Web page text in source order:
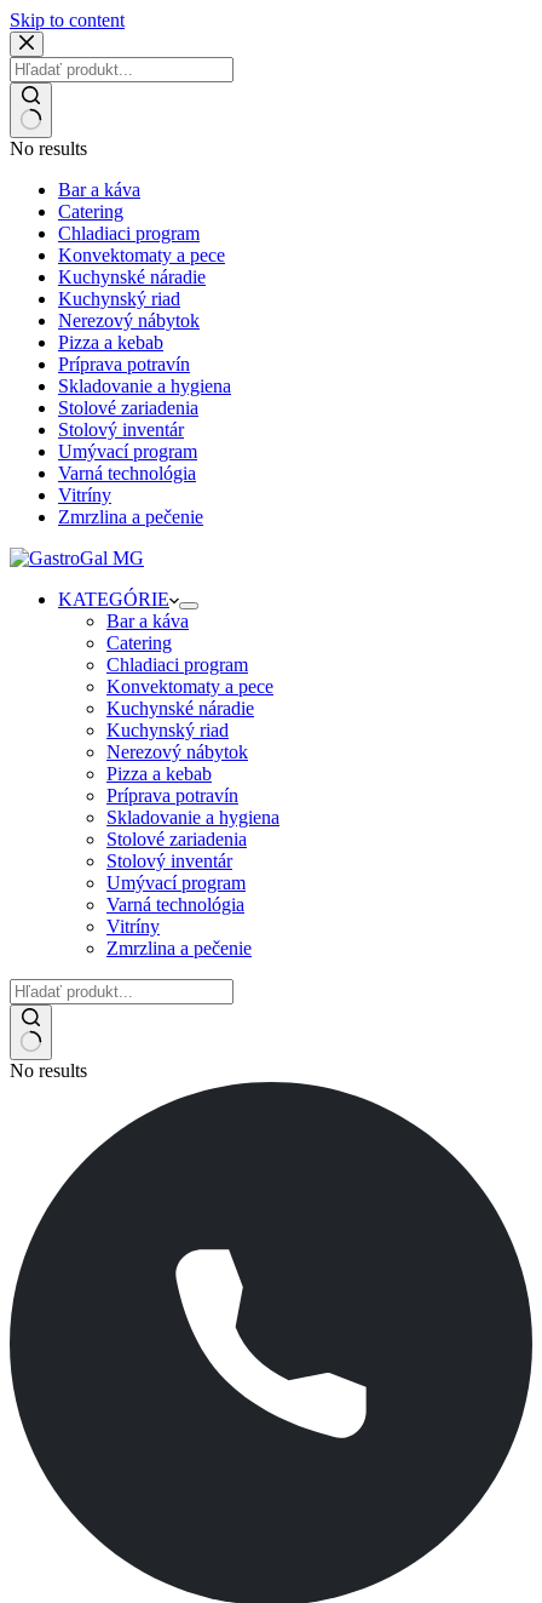
Skip to content
No results
Bar a káva
Catering
Chladiaci program
Konvektomaty a pece
Kuchynské náradie
Kuchynský riad
Nerezový nábytok
Pizza a kebab
Príprava potravín
Skladovanie a hygiena
Stolové zariadenia
Stolový inventár
Umývací program
Varná technológia
Vitríny
Zmrzlina a pečenie
KATEGÓRIE
Bar a káva
Catering
Chladiaci program
Konvektomaty a pece
Kuchynské náradie
Kuchynský riad
Nerezový nábytok
Pizza a kebab
Príprava potravín
Skladovanie a hygiena
Stolové zariadenia
Stolový inventár
Umývací program
Varná technológia
Vitríny
Zmrzlina a pečenie
No results